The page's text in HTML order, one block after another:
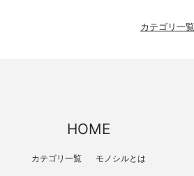
カテゴリ一
HOME
カテゴリ一覧 モノシルとは